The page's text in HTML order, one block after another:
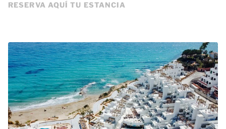
RESERVA AQUÍ TU ESTANCIA